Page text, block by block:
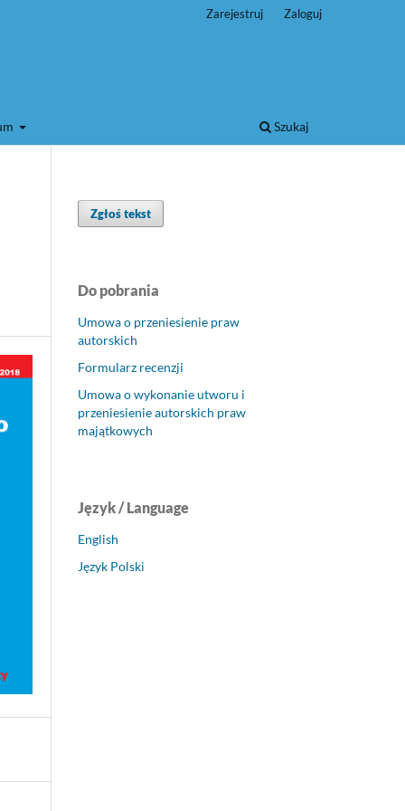
Szukaj
Zarejestruj Zaloguj
Zgłoś tekst
Do pobrania
Umowa o przeniesienie praw
autorskich
Formularz recenzji
Umowa o wykonanie utworu i
przeniesienie autorskich praw
majątkowych
Język / Language
English
Język Polski